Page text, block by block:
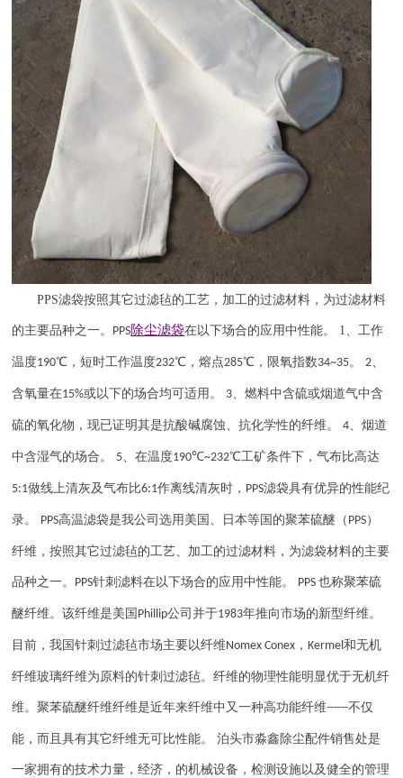
PPS滤袋按照其它过滤毡的工艺，加工的过滤材料，为过滤材料
的主要品种之一。 PPS除尘滤袋在以下场合的应用中性能。 1、工作
温度190℃，短时工作温度232℃，熔点285℃，限氧指数34~35。2、
含氧量在15%或以下的场合均可适用。 3、燃料中含硫或烟道气中含
硫的氧化物，现已证明其是抗酸碱腐蚀、抗化学性的纤维。4、烟道
中含湿气的场合。 5、在温度190℃~232℃工矿条件下，气布比高达
5:1做线上清灰及气布比6:1作离线清灰时， PPS滤袋具有优异的性能纪
录。 PPS高温滤袋是我公司选用美国、日本等国的聚苯硫醚（ PPS）
纤维，按照其它过滤毡的工艺、加工的过滤材料，为滤袋材料的主要
品种之一。 PPS针刺滤料在以下场合的应用中性能。 PPS也称聚苯硫
醚纤维。该纤维是美国 Phillip公司并于1983年推向市场的新型纤维。
目前，我国针刺过滤毡市场主要以纤维Nomex Conex ，Kermel和无机
纤维玻璃纤维为原料的针刺过滤毡。纤维的物理性能明显优于无机纤
维。聚苯硫醚纤维纤维是近年来纤维中又一种高功能纤维------不仅
能，而且具有其它纤维无可比性能。 泊头市淼鑫除尘配件销售处是
一家拥有的技术力量，经济，的机械设备，检测设施以及健全的管理